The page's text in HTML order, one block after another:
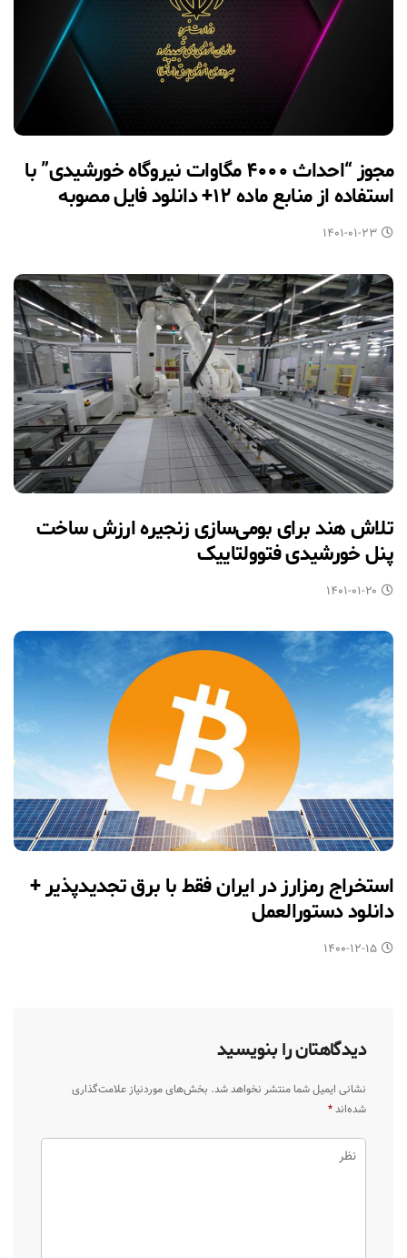
مجوز “احداث ۴۰۰۰ مگاوات نیروگاه خورشیدی” با
استفاده از منابع ماده ۱۲+ دانلود فایل مصوبه
۱۴۰۱-۰۱-۲۳
تلاش هند برای بومی‌سازی زنجیره ارزش ساخت
پنل خورشیدی فتوولتاییک
۱۴۰۱-۰۱-۲۰
استخراج رمزارز در ایران فقط با برق تجدیدپذیر +
دانلود دستورالعمل
۱۴۰۰-۱۲-۱۵
دیدگاهتان را بنویسید
نشانی ایمیل شما منتشر نخواهد شد. بخش‌های موردنیاز علامت‌گذاری
شده‌اند*